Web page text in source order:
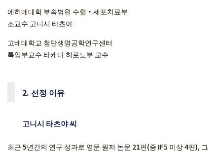
에히메대학 부속병원 수혈・세포치료부
조교수 고니시 타츠야
고베대학교 첨단생명공학연구센터
특임부교수 타케다 히로노부 교수
2. 선정 이유
고니시 타츠야 씨
최근 5년간의 연구 성과로 영문 원저 논문 21편(중 IF5 이상 4편), 그